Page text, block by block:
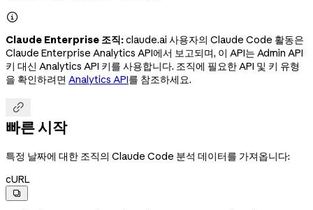

Claude Enterprise 조직:claude.ai 사용자의 Claude Code 활동은
Claude Enterprise Analytics API에서 보고되며, 이 API는 Admin API
키 대신 Analytics API 키를 사용합니다. 조직에 필요한 API 및 키 유형
을 확인하려면 Analytics API를 참조하세요.

빠른 시작
특정 날짜에 대한 조직의 Claude Code 분석 데이터를 가져옵니다:
cURL
